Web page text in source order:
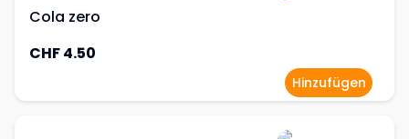
Cola zero
CHF 4.50
Hinzufügen